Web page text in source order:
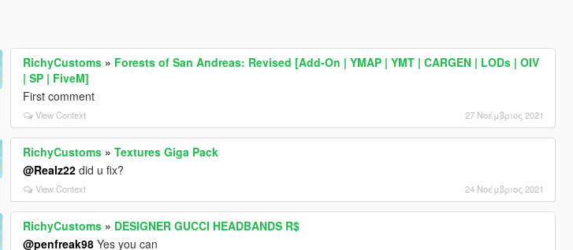
RichyCustoms » Forests of San Andreas: Revised [Add-On | YMAP | YMT | CARGEN | LODs | OIV
| SP | FiveM]
First comment
View Context 27 Νοέμβριος 2021
RichyCustoms »Textures Giga Pack
@Realz22 did u fix?
View Context 24 Νοέμβριος 2021
RichyCustoms » DESIGNER GUCCI HEADBANDS R$
@penfreak98 Yes you can